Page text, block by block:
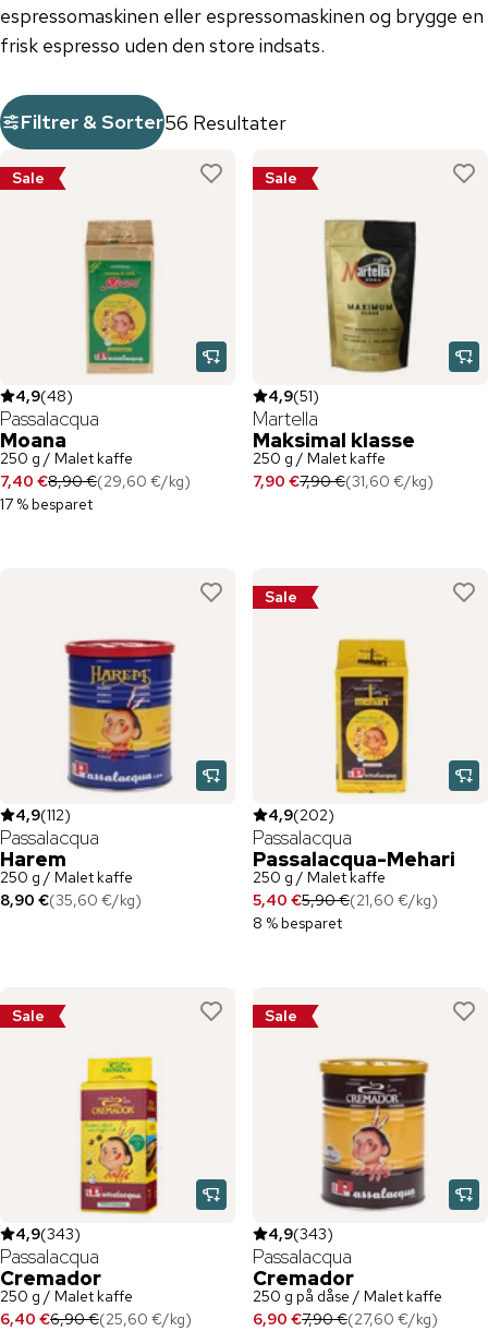
espressomaskinen eller espressomaskinen og brygge en
frisk espresso uden den store indsats.
Filtrer & Sorter56 Resultater
Sale
4,9(48)
Passalacqua
Moana
250 g / Malet kaffe
7,40 €8,90 €(29,60 €/kg)
17 % besparet
Sale
4,9(51)
Martella
Maksimal klasse
250 g / Malet kaffe
7,90 €7,90 €(31,60 €/kg)
4,9(112)
Passalacqua
Harem
250 g / Malet kaffe
8,90 €(35,60 €/kg)
Sale
4,9(202)
Passalacqua
Passalacqua-Mehari
250 g / Malet kaffe
5,40 €5,90 €(21,60 €/kg)
8 % besparet
Sale
4,9(343)
Passalacqua
Cremador
250 g / Malet kaffe
6,40 €6,90 €(25,60 €/kg)
Sale
4,9(343)
Passalacqua
Cremador
250 g på dåse / Malet kaffe
6,90 €7,90 €(27,60 €/kg)